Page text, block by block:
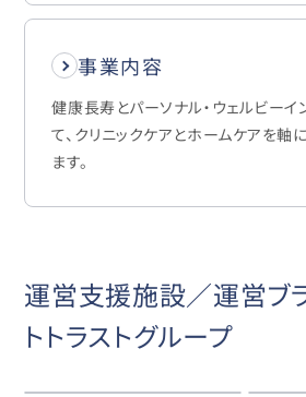
事業内容
健康長寿とパーソナル・ウェルビー
て、クリニックケアとホームケアを軸
ます。
運営支援施設／運営ブ
トトラストグループ